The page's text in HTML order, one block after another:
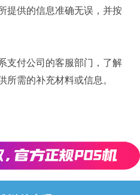
提供的信息准确无误，并按
支付公司的客服部门，了解
所需的补充材料或信息。